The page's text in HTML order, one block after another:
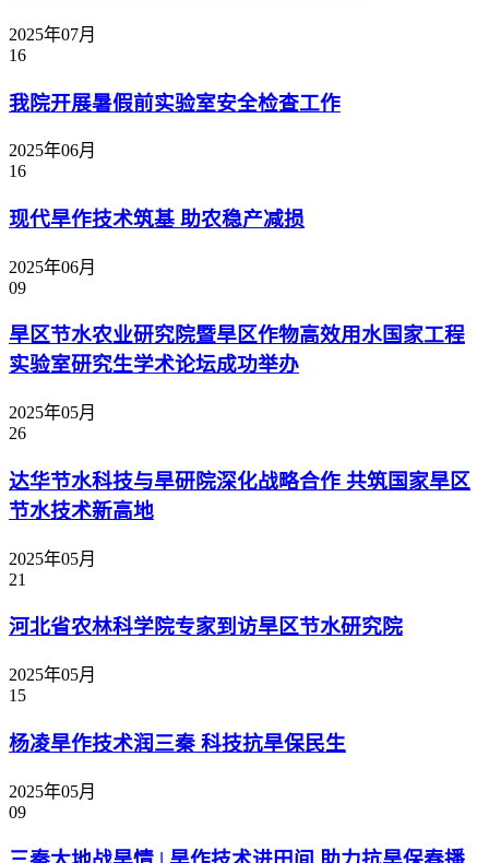
2025年07月
16
我院开展暑假前实验室安全检查工作
2025年06月
16
现代旱作技术筑基 助农稳产减损
2025年06月
09
旱区节水农业研究院暨旱区作物高效用水国家工程
实验室研究生学术论坛成功举办
2025年05月
26
达华节水科技与旱研院深化战略合作 共筑国家旱区
节水技术新高地
2025年05月
21
河北省农林科学院专家到访旱区节水研究院
2025年05月
15
杨凌旱作技术润三秦 科技抗旱保民生
2025年05月
09